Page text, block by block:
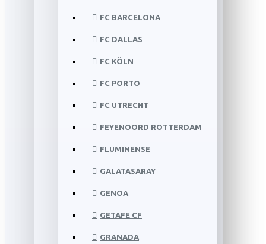
FC BARCELONA
FC DALLAS
FC KÖLN
FC PORTO
FC UTRECHT
FEYENOORD ROTTERDAM
FLUMINENSE
GALATASARAY
GENOA
GETAFE CF
GRANADA